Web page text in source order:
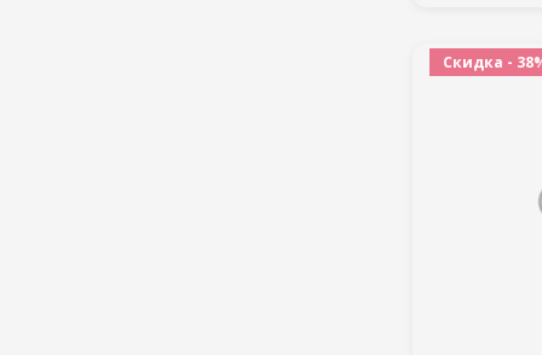
Скидка -